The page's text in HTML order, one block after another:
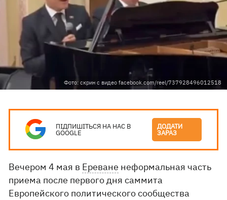
Фото: скрин с видео facebook.com/reel/737928496012518
ПІДПИШІТЬСЯ НА НАС В
GOOGLE
ДОДАТИ
ЗАРАЗ
Вечером 4 мая в Ереване неформальная часть
приема после первого дня саммита
Европейского политического сообщества